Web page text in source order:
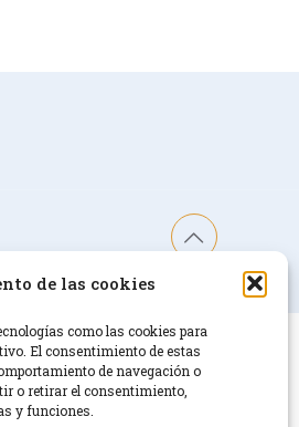
de las cookies
como las cookies para
El consentimiento de estas
de navegación o
o retirar el consentimiento,
y funciones.
de cookies (UE)